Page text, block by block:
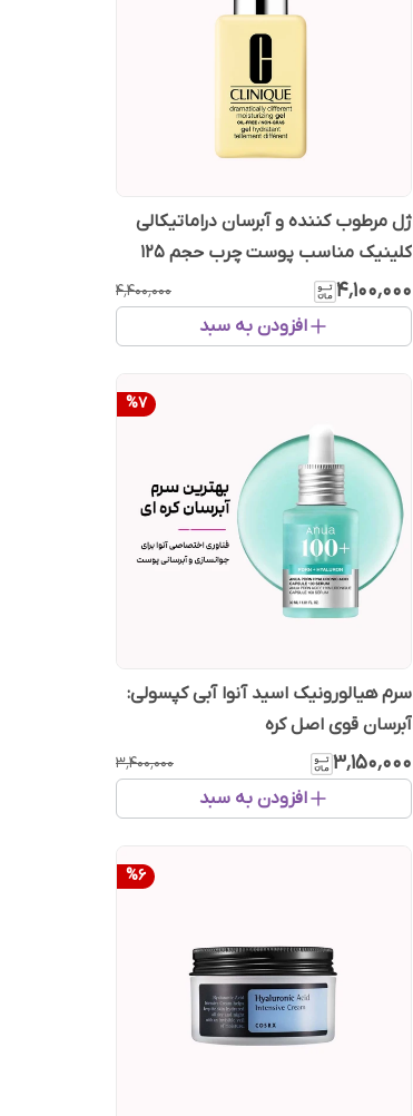
ژل مرطوب کننده و آبرسان دراماتیکالی
کلینیک مناسب پوست چرب حجم 125
میل سفارش انگلستان
۴٬۱۰۰٬۰۰۰ ۴٬۴۰۰٬۰۰۰
افزودن به سبد
%7
سرم هیالورونیک اسید آنوا آبی کپسولی:
آبرسان قوی اصل کره
۳٬۱۵۰٬۰۰۰ ۳٬۴۰۰٬۰۰۰
افزودن به سبد
%6